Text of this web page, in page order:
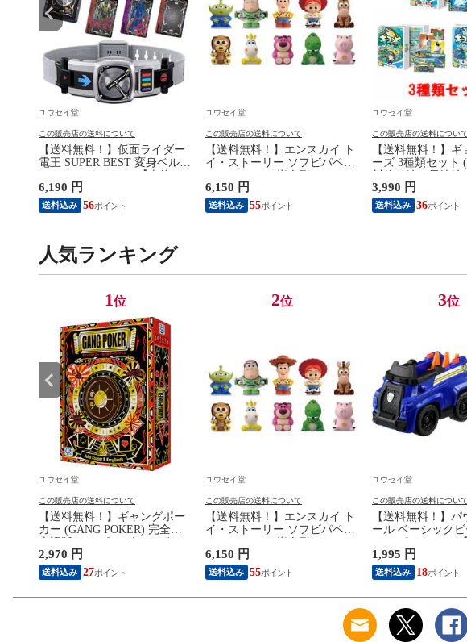
ユウセイ堂
この販売店の送料について
【送料無料！】仮面ライダー
電王 SUPER BEST 変身ベルト
ーパーベスト グッズ プレゼン
ト ギフト 玩具 おもちゃ】
6,190 円
送料込み 56
ユウセイ堂
この販売店の送料について
【送料無料！】エンスカイ ト
イ・ストーリー ソフビパペッ
【1BOX=10パック入り 全10種
類セット(フルコンプリートセ
ット)】 【フィギュア 模型】
6,150 円
送料込み 55
ユウセイ堂
この販売店の送料について
【送料無料！】ギ
ーズ 3種類セット (
ム ホッパーエンタ
ト 【ギョッと ぎ
ト 知育玩具 ボー
3,990 円
送料込み 36
人気ランキング
1位
ユウセイ堂
この販売店の送料について
【送料無料！】ギャングポー
カー (GANG POKER) 完全日
カードゲーム 【トランプカー
ド ゲームチップ 日本語説明書
付属 パーティゲーム 玩具】
2,970 円
送料込み 27
2位
ユウセイ堂
この販売店の送料について
【送料無料！】エンスカイ ト
イ・ストーリー ソフビパペッ
【1BOX=10パック入り 全10種
類セット(フルコンプリートセ
ット)】 【フィギュア 模型】
6,150 円
送料込み 55
3位
ユウセイ堂
この販売店の送料について
【送料無料！】パ
ール ベーシックビ
カー 自動車 パウ
フィギュア 乗り物
プレゼント ギフト
1,995 円
送料込み 18